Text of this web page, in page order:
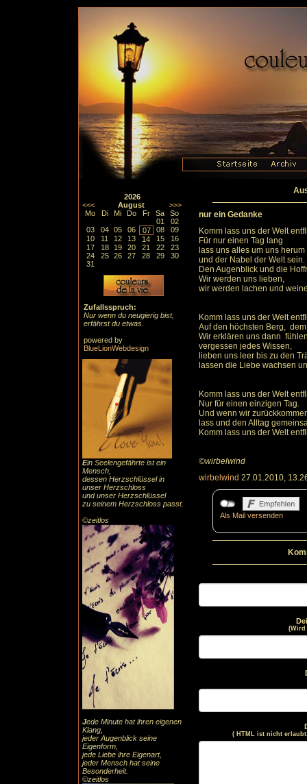
2026
<<<
August
>>>
Mo
Di Mi Do Fr Sa
So
01
02
03
04 05 06 07 08
09
10
11 12 13 14 15
16
17
18 19 20 21 22
23
24
25 26 27 28 29
30
31
Zufallsspruch:
Nur wenn du neugierig bist,
erfährst du etwas.
powered by
BlueLionWebdesign
Ein Seelengefährte ist ein
Mensch,
dessen Herzschlüssel in
unser Herzschloss
und unser Herzschlüssel
zu seinem Herzschloss passt.
©zeitlos
Jede Minute hat ihren eigenen
Klang,
jeder Augenblick seine
Eigenform,
jede Liebe ihre Eigenart,
jeder Mensch hat seine
Besonderheit.
©zeitlos
nur ein Gedanke
Komm lass uns der Welt
Für nur einen Tag lang
lass uns alles um uns
und der Nabel der Welt sein.
Den Augenblick und die
Wir werden uns lieben,
wir werden lachen und
Komm lass uns der Welt
Auf den höchsten Berg,
Wir erklären uns dann
vergessen jedes Wissen,
lieben uns leer bis zu den
lassen die Liebe wachsen
Komm lass uns der Welt
Nur für einen einzigen Tag.
Und wenn wir
lass und den Alltag
Komm lass uns der Welt
©wirbelwind
wirbelwind 27.01.2010,
Als Mail versenden
(Wird
( HTML ist nicht